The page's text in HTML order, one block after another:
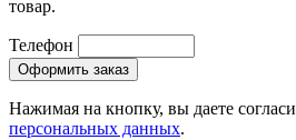
товар.
Телефон
Нажимая на кнопку, вы даете
персональных данных.